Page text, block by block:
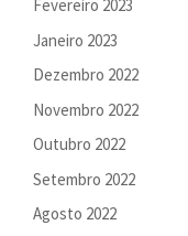
Fevereiro 2023
Janeiro 2023
Dezembro 2022
Novembro 2022
Outubro 2022
Setembro 2022
Agosto 2022